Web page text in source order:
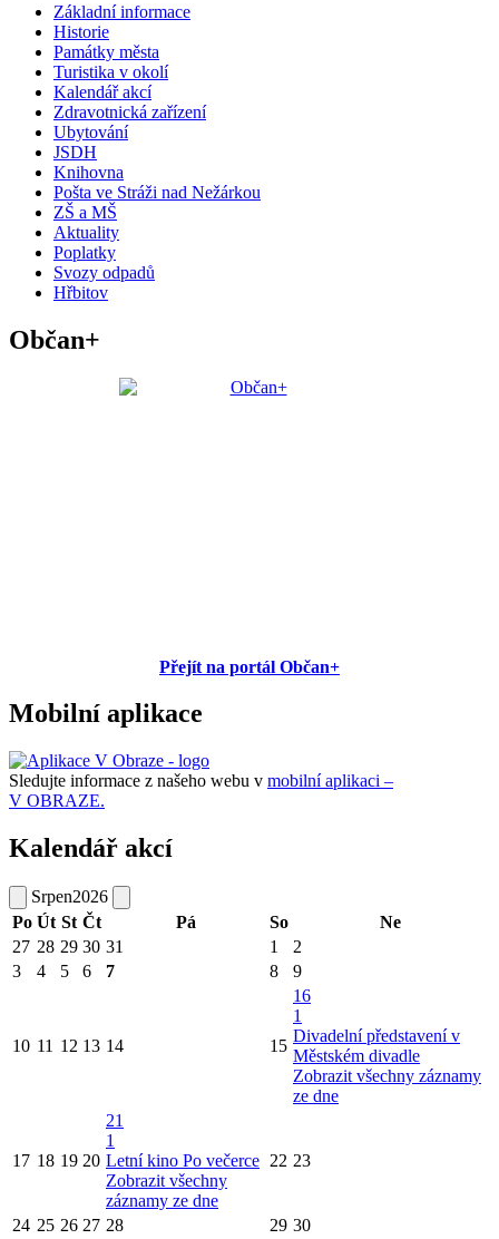
Základní informace
Historie
Památky města
Turistika v okolí
Kalendář akcí
Zdravotnická zařízení
Ubytování
JSDH
Knihovna
Pošta ve Stráži nad Nežárkou
ZŠ a MŠ
Aktuality
Poplatky
Svozy odpadů
Hřbitov
Občan+
Přejít na portál Občan+
Mobilní aplikace
Sledujte informace z našeho webu v mobilní aplikaci –
V OBRAZE.
Kalendář akcí
Srpen2026
Po Út St Čt Pá So
Ne
27 28 29 30 31 1
2
3
4 5 6 7 8 9
10 11 12 13 14 15
16
1
Divadelní představení v
Městském divadle
Zobrazit všechny záznamy
ze dne
17 18 19 20
21
1
Letní kino Po večerce
Zobrazit všechny
záznamy ze dne
22 23
24 25 26 27 28 29 30